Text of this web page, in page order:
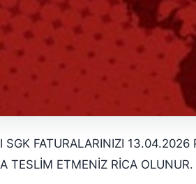
FATURALARINIZI 13.04.2026
TESLİM ETMENİZ RİCA OLUNUR.